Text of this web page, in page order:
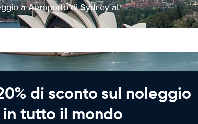
a Aeroporto di Sydney al
di sconto sul noleggio
tutto il mondo